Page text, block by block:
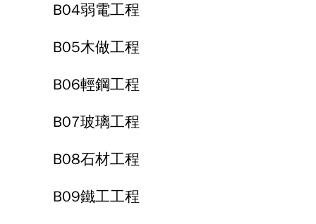
B04弱電工程
B05木做工程
B06輕鋼工程
B07玻璃工程
B08石材工程
B09鐵工工程